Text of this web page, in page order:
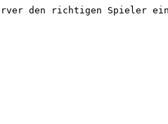
den richtigen Spieler